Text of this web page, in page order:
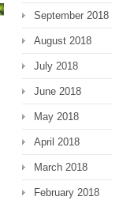
September 2018
August 2018
July 2018
June 2018
May 2018
April 2018
March 2018
February 2018